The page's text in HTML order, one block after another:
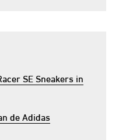
SE Sneakers in
de Adidas